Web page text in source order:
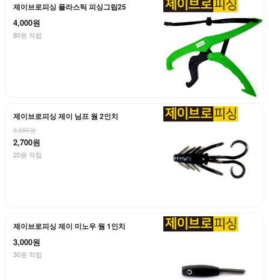
제이브로피싱 플라스틱 피싱그립25
4,000원
80원 적립
제이브로피싱 제이 님프 웜 2인치
3,000원
2,700원
20원 적립
제이브로피싱 제이 미노우 웜 1인치
3,000원
30원 적립